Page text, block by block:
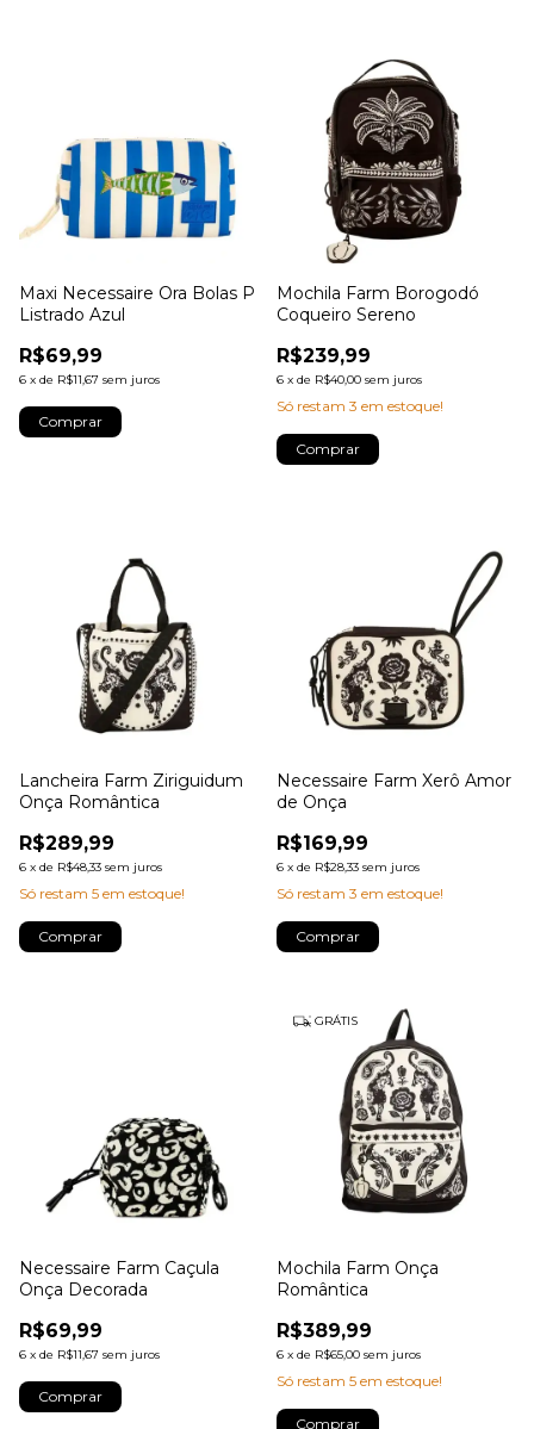
Maxi Necessaire Ora Bolas P
Listrado Azul
R$69,99
6 x de R$11,67 sem juros
Mochila Farm Borogodó
Coqueiro Sereno
R$239,99
6 x de R$40,00 sem juros
Só restam 3 em estoque!
Lancheira Farm Ziriguidum
Onça Romântica
R$289,99
6 x de R$48,33 sem juros
Só restam 5 em estoque!
Necessaire Farm Xerô Amor
de Onça
R$169,99
6 x de R$28,33 sem juros
Só restam 3 em estoque!
Necessaire Farm Caçula
Onça Decorada
R$69,99
6 x de R$11,67 sem juros
GRÁTIS
Mochila Farm Onça
Romântica
R$389,99
6 x de R$65,00 sem juros
Só restam 5 em estoque!